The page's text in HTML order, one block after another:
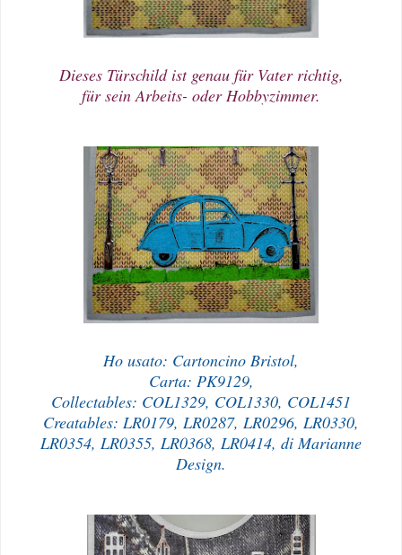
Dieses Türschild ist genau für Vater richtig,
für sein Arbeits- oder Hobbyzimmer.
Ho usato: Cartoncino Bristol,
Carta: PK9129,
Collectables: COL1329, COL1330, COL1451
Creatables: LR0179, LR0287, LR0296, LR0330,
LR0354, LR0355, LR0368, LR0414, di Marianne
Design.